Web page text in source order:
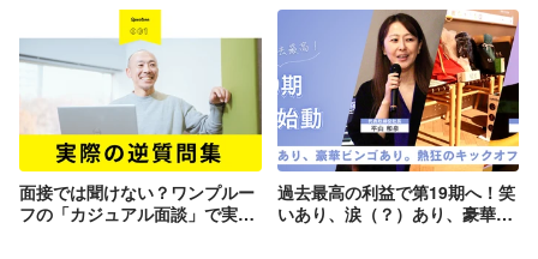
ます！
面接では聞けない？ワンプルー
フの「カジュアル面談」で実際
過去最高の利益で第19期へ！笑
いあり、涙（？）あり、豪華景